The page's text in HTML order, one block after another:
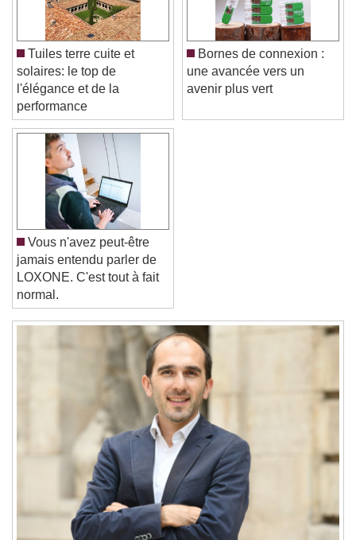
Color
Font Size
Text Edge Style
Font Family
Reset
Done
Close Modal Dialog
End of dialog window.
Tuiles terre cuite et
solaires: le top de
l'élégance et de la
performance
Bornes de connexion :
une avancée vers un
Vous n'avez peut-être
jamais entendu parler de
LOXONE. C'est tout à fait
normal.